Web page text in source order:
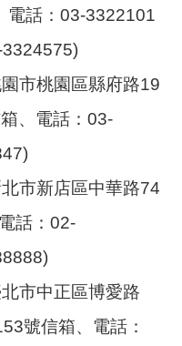
電話：03-3322101
市桃園區縣府路19
、電話：03-
市新店區中華路74
話：02-
市中正區博愛路
號信箱、電話：